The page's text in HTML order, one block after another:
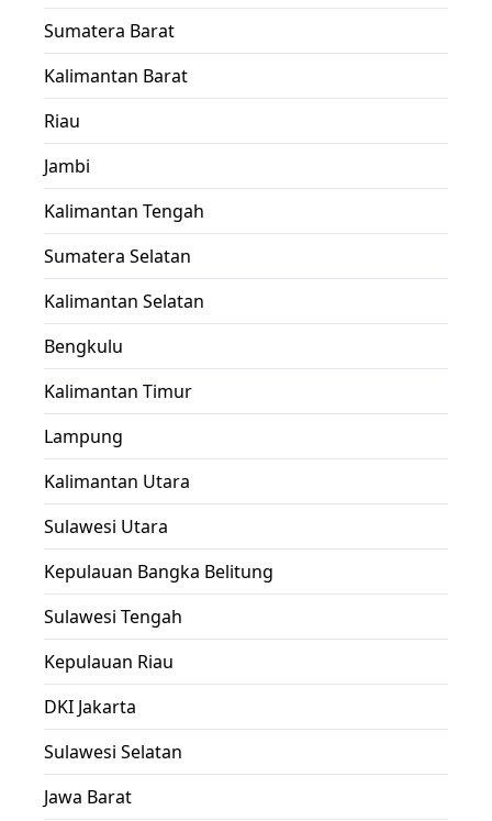
Sumatera Barat
Kalimantan Barat
Riau
Jambi
Kalimantan Tengah
Sumatera Selatan
Kalimantan Selatan
Bengkulu
Kalimantan Timur
Lampung
Kalimantan Utara
Sulawesi Utara
Kepulauan Bangka Belitung
Sulawesi Tengah
Kepulauan Riau
DKI Jakarta
Sulawesi Selatan
Jawa Barat